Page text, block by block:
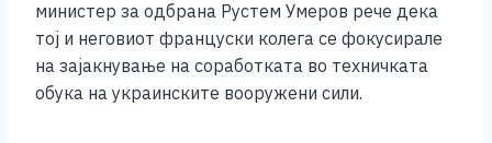
o
k
er p k
министер за одбрана Рустем Умеров рече дека
тој и неговиот француски колега се фокусирале
на зајакнување на соработката во техничката
обука на украинските вооружени сили.